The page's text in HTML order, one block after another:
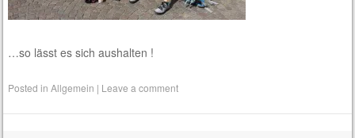
…so lässt es sich aushalten !
Posted inAllgemein | Leave a comment